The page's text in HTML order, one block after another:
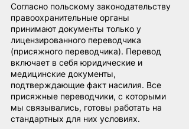
Согласно польскому законодательству
правоохранительные органы
принимают документы только у
лицензированного переводчика
(присяжного переводчика). Перевод
включает в себя юридические и
медицинские документы,
подтверждающие факт насилия. Все
присяжные переводчики, с которыми
мы связывались, готовы работать на
стандартных для них условиях.